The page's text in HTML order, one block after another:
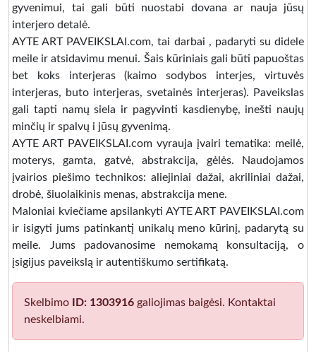
gyvenimui, tai gali būti nuostabi dovana ar nauja jūsų
interjero detalė.
AYTE ART PAVEIKSLAI.com, tai darbai , padaryti su didele
meile ir atsidavimu menui. Šais kūriniais gali būti papuoštas
bet koks interjeras (kaimo sodybos interjes, virtuvės
interjeras, buto interjeras, svetainės interjeras). Paveikslas
gali tapti namų siela ir pagyvinti kasdienybę, inešti naujų
minčių ir spalvų i jūsų gyvenimą.
AYTE ART PAVEIKSLAI.com vyrauja įvairi tematika: meilė,
moterys, gamta, gatvė, abstrakcija, gėlės. Naudojamos
įvairios piešimo technikos: aliejiniai dažai, akriliniai dažai,
drobė, šiuolaikinis menas, abstrakcija mene.
Maloniai kviečiame apsilankyti AYTE ART PAVEIKSLAI.com
ir isigyti jums patinkantį unikalų meno kūrinį, padarytą su
meile. Jums padovanosime nemokamą konsultaciją, o
įsigijus paveikslą ir autentiškumo sertifikatą.
Skelbimo ID: 1303916 galiojimas baigėsi. Kontaktai
neskelbiami.